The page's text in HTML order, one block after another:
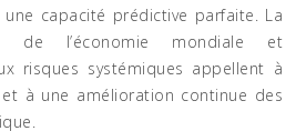
capacité prédictive parfaite. La
de l’économie mondiale et
risques systémiques appellent à
à une amélioration continue des